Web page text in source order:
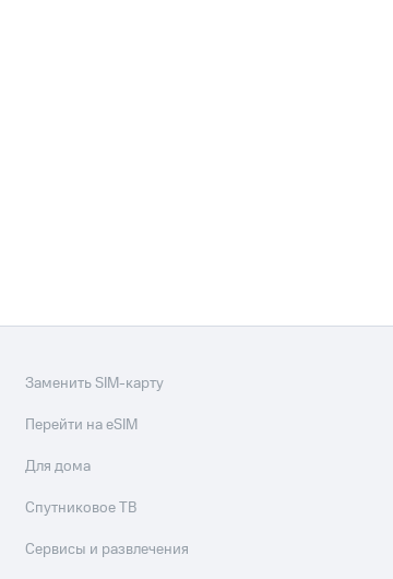
Заменить SIM-карту
Перейти на eSIM
Для дома
Спутниковое ТВ
Сервисы и развлечения